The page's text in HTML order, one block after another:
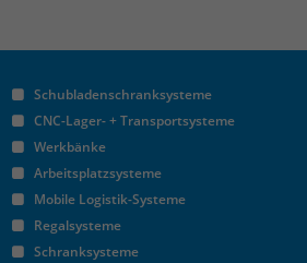
Schubladenschranksysteme
CNC-Lager- + Transportsysteme
Werkbänke
Arbeitsplatzsysteme
Mobile Logistik-Systeme
Regalsysteme
Schranksysteme
genutzt um temporär
zu speichern